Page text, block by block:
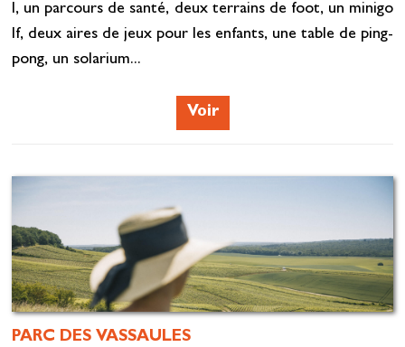
l, un parcours de santé, deux terrains de foot, un minigo
lf, deux aires de jeux pour les enfants, une table de ping-
pong, un solarium...
Voir
PARC DES VASSAULES